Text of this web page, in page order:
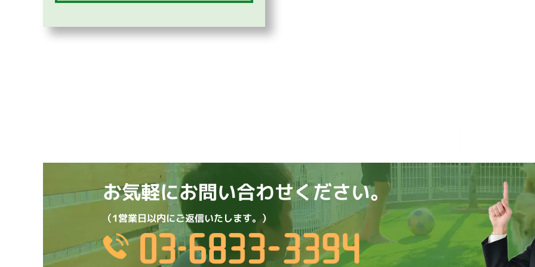
お気軽にお問い合わせください。
（1営業日以内にご返信いたします。）